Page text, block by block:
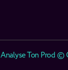
Analyse Ton Prod ©